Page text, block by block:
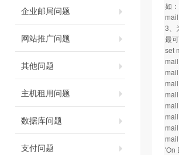
企业邮局问题
网站推广问题
其他问题
主机租用问题
数据库问题
支付问题
如
3、
最
set
'On